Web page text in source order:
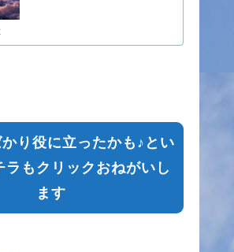
り役に立ったかも♪とい
ラもクリックおねがいし
ます